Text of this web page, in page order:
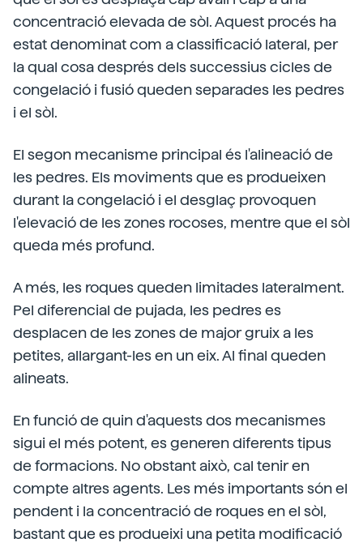
concentració elevada de sòl. Aquest procés ha
estat denominat com a classificació lateral, per
la qual cosa després dels successius cicles de
congelació i fusió queden separades les pedres
i el sòl.
El segon mecanisme principal és l'alineació de
les pedres. Els moviments que es produeixen
durant la congelació i el desglaç provoquen
l'elevació de les zones rocoses, mentre que el sòl
queda més profund.
A més, les roques queden limitades lateralment.
Pel diferencial de pujada, les pedres es
desplacen de les zones de major gruix a les
petites, allargant-les en un eix. Al final queden
alineats.
En funció de quin d'aquests dos mecanismes
sigui el més potent, es generen diferents tipus
de formacions. No obstant això, cal tenir en
compte altres agents. Les més importants són el
pendent i la concentració de roques en el sòl,
bastant que es produeixi una petita modificació